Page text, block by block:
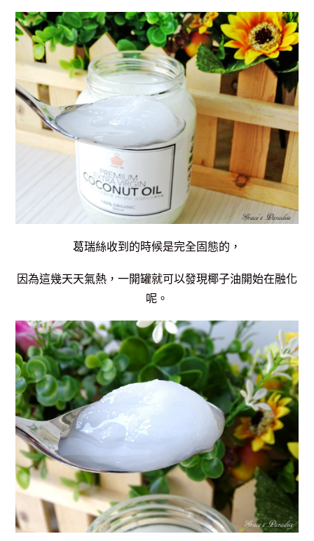
葛瑞絲收到的時候是完全固態的，
因為這幾天天氣熱，一開罐就可以發現椰子油開始在融化
呢。